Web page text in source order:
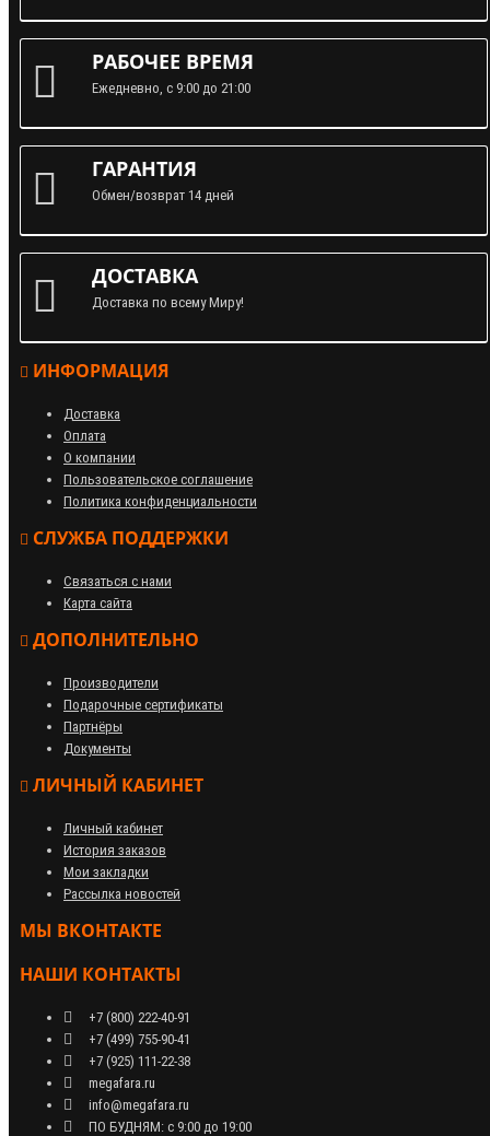
РАБОЧЕЕ ВРЕМЯ
Ежедневно, с 9:00 до 21:00
ГАРАНТИЯ
Обмен/возврат 14 дней
ДОСТАВКА
Доставка по всему Миру!
ИНФОРМАЦИЯ
Доставка
Оплата
О компании
Пользовательское соглашение
Политика конфиденциальности
СЛУЖБА ПОДДЕРЖКИ
Связаться с нами
Карта сайта
ДОПОЛНИТЕЛЬНО
Производители
Подарочные сертификаты
Партнёры
Документы
ЛИЧНЫЙ КАБИНЕТ
Личный кабинет
История заказов
Мои закладки
Рассылка новостей
МЫ ВКОНТАКТЕ
НАШИ КОНТАКТЫ
+7 (800) 222-40-91
+7 (499) 755-90-41
+7 (925) 111-22-38
megafara.ru
info@megafara.ru
ПО БУДНЯМ: с 9:00 до 19:00